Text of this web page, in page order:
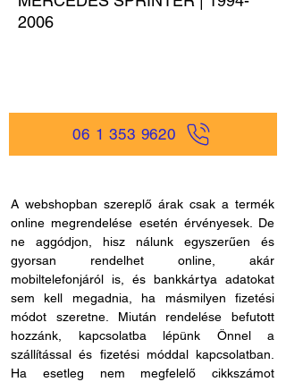
2006
06 1 353 9620
A webshopban szereplő árak csak a termék
online megrendelése esetén érvényesek. De
ne aggódjon, hisz nálunk egyszerűen és
gyorsan rendelhet online, akár
mobiltelefonjáról is, és bankkártya adatokat
sem kell megadnia, ha másmilyen fizetési
módot szeretne. Miután rendelése befutott
hozzánk, kapcsolatba lépünk Önnel a
szállítással és fizetési móddal kapcsolatban.
Ha esetleg nem megfelelő cikkszámot